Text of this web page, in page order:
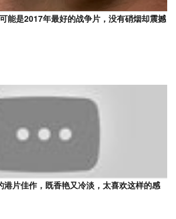
能是2017年最好的战争片，没有硝烟却震撼
港片佳作，既香艳又冷淡，太喜欢这样的感